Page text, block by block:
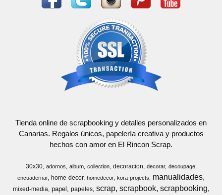
Tienda online de scrapbooking y detalles personalizados en
Canarias. Regalos únicos, papelería creativa y productos
hechos con amor en El Rincon Scrap.
30x30 adornos album collection decoracion decorar
decoupage
encuadernar
home-decor homedecor kora-projects manualidades
mixed-media papel papeles scrap scrapbook scrapbooking